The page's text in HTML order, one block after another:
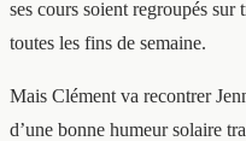
ses cours soient regroupés
toutes les fins de semaine.
Mais Clément va recontrer
d’une bonne humeur solaire